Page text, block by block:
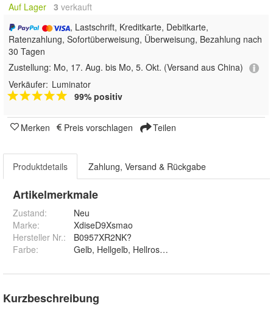
Auf Lager 3 verkauft
, Lastschrift, Kreditkarte, Debitkarte,
Ratenzahlung, Sofortüberweisung, Überweisung, Bezahlung nach
30 Tagen
Zustellung: Mo, 17. Aug. bis Mo, 5. Okt. (Versand aus China)
Verkäufer: Luminator
99% positiv
Merken Preis vorschlagen Teilen
Produktdetails Zahlung, Versand & Rückgabe
Artikelmerkmale
Zustand:
Neu
Marke:
XdiseD9Xsmao
Hersteller Nr.:
B0957XR2NK?
Farbe:
Kurzbeschreibung